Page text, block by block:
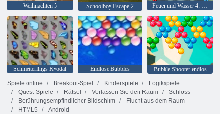
Weihnachten 5 Schoolboy Escape 2 Feuer und Wasser 4: Kristalltempel
Schmetterlings Kyodai Endlose Bubbles
Bubble Shooter endlos
Spiele online
Breakout-Spiel Kinderspiele
Logikspiele
Quest-Spiele
Rätsel Verlassen Sie den Raum
Schloss
Berührungsempfindlicher Bildschirm
Flucht aus dem Raum
HTML5
Android